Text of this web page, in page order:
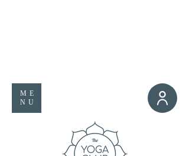
ME
NU